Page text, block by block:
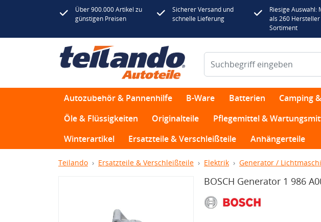
Über 900.000 Artikel zu
günstigen Preisen
Sicherer Versand und
schnelle Lieferung
Riesige Auswahl:
als 260
Sortiment
Autozubehör & Pannenhilfe B-Ware Batterien Camping
Öle & Flüssigkeiten
Originalteile Pflegemittel &
Winterartikel
Ersatzteile & Verschleißteile Anhängerteile
Teilando Ersatzteile & Verschleißteile Elektrik Generator /
BOSCH Generator 1 986